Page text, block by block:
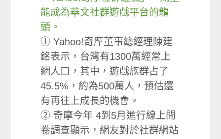
能成為華文社群遊戲平台的龍
頭。
① Yahoo!奇摩董事總經理陳建
銘表示，台灣有1300萬經常上
網人口，其中，遊戲族群占了
45.5%，約為500萬人，預估還
有再往上成長的機會。
② 奇摩今年 4到5月進行線上問
卷調查顯示，網友對於社群網站